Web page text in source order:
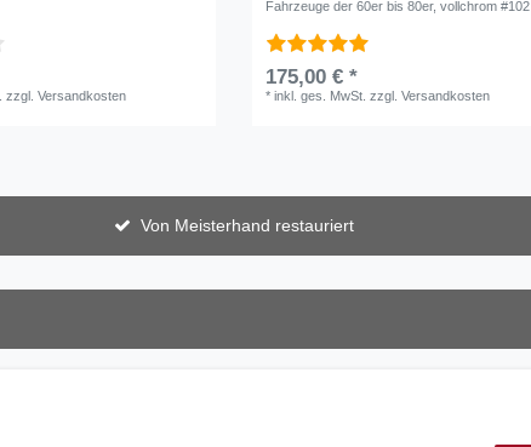
zzgl.Versandkosten
Fahrzeuge der 60er bis 80er, vollchrom #102
175,00 € *
*inkl. ges. MwSt. zzgl.Versandkosten
Von Meisterhand restauriert